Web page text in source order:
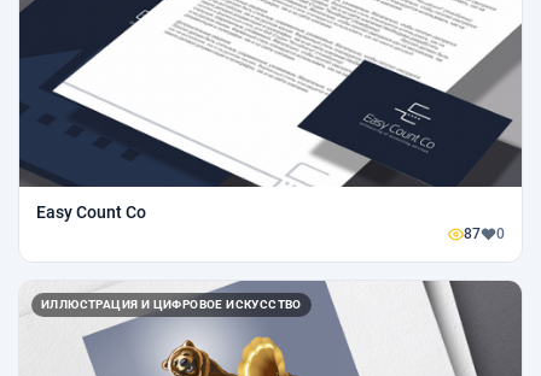
Easy Count Co
87 0
ИЛЛЮСТРАЦИЯ И ЦИФРОВОЕ ИСКУССТВО